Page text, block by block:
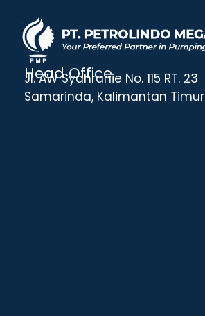
Head Office
Jl. AW Syahranie No. 115 RT. 23
Samarinda, Kalimantan Timur